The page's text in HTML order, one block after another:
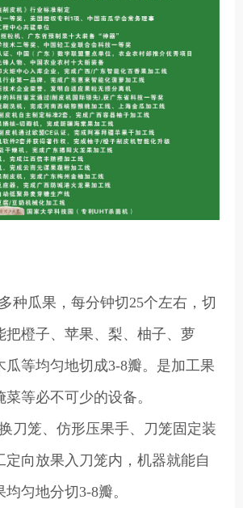
种瓜果，每分钟切25个左右，切
把橙子、苹果、梨、柚子、萝
瓜等均匀地切成3-8瓣。是加工果
等必不可少的设备。
刀笼、仿形压果手、刀笼固定装
定向放果入刀笼内，机器就能自
匀地分切3-8瓣。